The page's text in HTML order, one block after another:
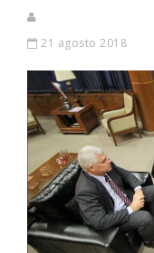
21 agosto 2018